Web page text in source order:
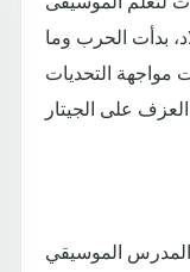
بدأت الحرب وما
التحديات
الموسيقي